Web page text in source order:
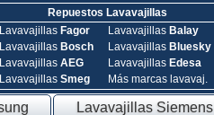
Repuestos Lavavajillas
Lavavajillas Fagor
Lavavajillas Bosch
Lavavajillas AEG
Lavavajillas Smeg
Lavavajillas Balay
Lavavajillas Bluesky
Lavavajillas Edesa
Más marcas lavavaj.
Lavavajillas Siemens